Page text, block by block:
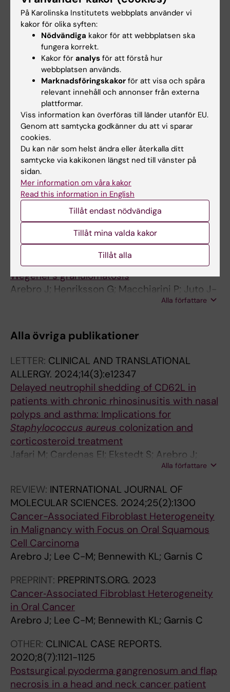
The ‘GA²LEN Sinusitis Cohort’: an introduction
Vandeplas G; Khan A; Huynh TMT; Tomassen P;
van Zele T; Cardell L; Arebro J; Olze H; Foerster
U; Kowalski ML; Olszewska‐Ziąber A; Fokkens
W; van Drunen C; Mullol J; Hellings P; Hox V;
Toskala E; Scadding G; Lund V; Bachert C
Alla författare
ARTICLE:PLOS ONE.2014;9(8):e105618
Deprived TLR9 Expression in Apparently
Healthy Nasal Mucosa Might Trigger Polyp-
Growth in Chronic Rhinosinusitis Patients
Tengroth L; Arebro J; Georen SK; Winqvist O;
Cardell L-O
Alla författare
JOURNAL ARTICLE:CLINICAL AND
TRANSLATIONAL ALLERGY. 2013;3(Suppl 2):o9
Downregulation of epithelial MHC II expression
in chronic rhinosinusitis with polyps
Arebro J; Tengroth L; Georén SK; Winqvist O;
ACTA OTO-LARYNGOLOGICA.
2012;132(9):995-1001
New treatment of subglottic stenosis due to
Wegener's granulomatosis
Arebro J; Henriksson G; Macchiarini P; Juto J-
Alla författare
Alla övriga publikationer
LETTER: CLINICAL AND TRANSLATIONAL
ALLERGY. 2024;14(3):e12347
Delayed neutrophil shedding of CD62L in
patients with chronic rhinosinusitis with nasal
polyps and asthma: Implications for
Staphylococcus aureus colonization and
corticosteroid treatment
Jafari M; Cardenas EI; Ekstedt S; Arebro J;
Petro M; Karlsson A; Hjalmarsson E; Arnarson
Alla författare
REVIEW: INTERNATIONAL JOURNAL OF
MOLECULAR SCIENCES. 2024;25(2):1300
Cancer-Associated Fibroblast Heterogeneity
in Malignancy with Focus on Oral Squamous
Cell Carcinoma
Arebro J; Lee C-M; Bennewith KL; Garnis C
PREPRINT: PREPRINTS.ORG. 2023
Cancer‐Associated Fibroblast Heterogeneity
in Oral Cancer
Arebro J; Lee C-M; Bennewith KL; Garnis C
OTHER: CLINICAL CASE REPORTS.
2020;8(7):1121-1125
Postsurgical pyoderma gangrenosum and flap
necrosis in a head and neck cancer patient
På Karolinska Institutets webbplats använder vi
kakor för olika syften:
Nödvändiga kakor för att webbplatsen ska
fungera korrekt.
Kakor för analys för att förstå hur
webbplatsen används.
Marknadsföringskakor för att visa och spåra
relevant innehåll och annonser från externa
plattformar.
Viss information kan överföras till länder utanför EU.
Genom att samtycka godkänner du att vi sparar
cookies.
Du kan när som helst ändra eller återkalla ditt
samtycke via kakikonen längst ned till vänster på
sidan.
Mer information om våra kakor
Read this information in English
Tillåt endast nödvändiga
Tillåt mina valda kakor
Tillåt alla